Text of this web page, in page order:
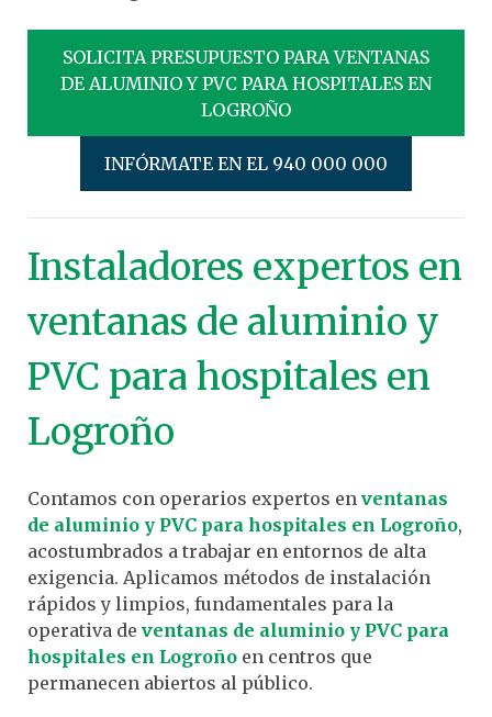
SOLICITA PRESUPUESTO PARA VENTANAS
DE ALUMINIO Y PVC PARA HOSPITALES EN
LOGROÑO
INFÓRMATE EN EL 940 000 000
Instaladores expertos en
ventanas de aluminio y
PVC para hospitales en
Logroño
Contamos con operarios expertos en ventanas
de aluminio y PVC para hospitales en Logroño,
acostumbrados a trabajar en entornos de alta
exigencia. Aplicamos métodos de instalación
rápidos y limpios, fundamentales para la
operativa de ventanas de aluminio y PVC para
hospitales en Logroño en centros que
permanecen abiertos al público.